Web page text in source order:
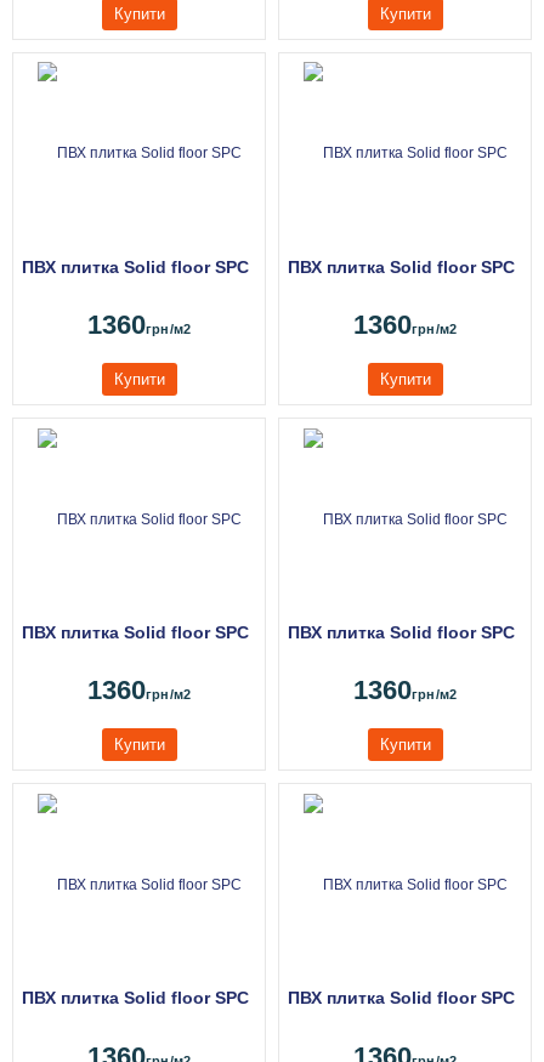
Купити Купити
ПВХ плитка Solid floor SPC
1360грн/м2
Купити
ПВХ плитка Solid floor SPC
1360грн/м2
Купити
ПВХ плитка Solid floor SPC
1360грн/м2
Купити
ПВХ плитка Solid floor SPC
1360грн/м2
Купити
ПВХ плитка Solid floor SPC ПВХ плитка Solid floor SPC